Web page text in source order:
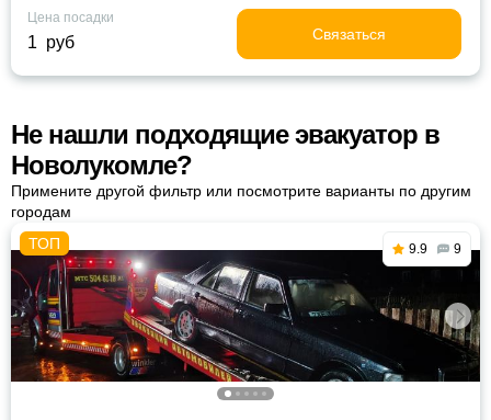
Цена посадки
1 руб Связаться
Не нашли подходящие эвакуатор в
Новолукомле?
Примените другой фильтр или посмотрите варианты по другим
городам
9.9 9